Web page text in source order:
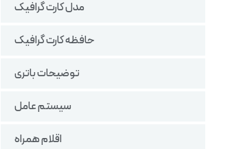
مدل کارت گرافیک
حافظه کارت گرافیک
توضیحات باتری
سیستم عامل
اقلام همراه